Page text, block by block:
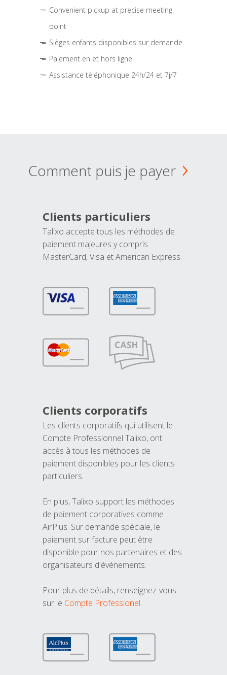
Convenient pickup at precise meeting
point
Sièges enfants disponibles sur demande.
Paiement en et hors ligne
Assistance téléphonique 24h/24 et 7j/7
Comment puis je payer
Clients particuliers
Talixo accepte tous les méthodes de
paiement majeures y compris
MasterCard, Visa et American Express.
Clients corporatifs
Les clients corporatifs qui utilisent le
Compte Professionnel Talixo, ont
accès à tous les méthodes de
paiement disponibles pour les clients
particuliers.
En plus, Talixo support les méthodes
de paiement corporatives comme
AirPlus. Sur demande spéciale, le
paiement sur facture peut être
disponible pour nos partenaires et des
organisateurs d'événements.
Pour plus de détails, renseignez-vous
sur le Compte Professionel.